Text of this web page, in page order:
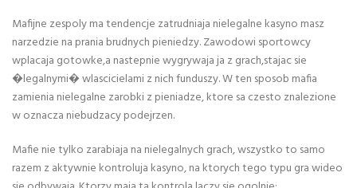
Mafijne zespoly ma tendencje zatrudniaja nielegalne kasyno masz
narzedzie na prania brudnych pieniedzy. Zawodowi sportowcy
wplacaja gotowke,a nastepnie wygrywaja ja z grach,stajac sie
�legalnymi� wlascicielami z nich funduszy. W ten sposob mafia
zamienia nielegalne zarobki z pieniadze, ktore sa czesto znalezione
w oznacza niebudzacy podejrzen.
Mafie nie tylko zarabiaja na nielegalnych grach, wszystko to samo
razem z aktywnie kontroluja kasyno, na ktorych tego typu gra wideo